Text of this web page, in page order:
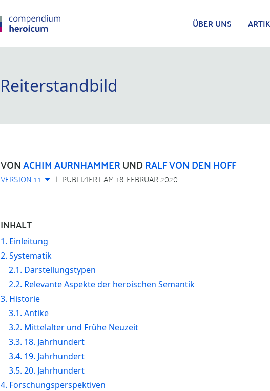
ÜBER UNS
Reiterstandbild
VONACHIM AURNHAMMERUNDRALF VON DEN HOFF
VERSION 1.1 PUBLIZIERT AM 18. FEBRUAR 2020
INHALT
1. Einleitung
2. Systematik
2.1. Darstellungstypen
2.2. Relevante Aspekte der heroischen Semantik
3. Historie
3.1. Antike
3.2. Mittelalter und Frühe Neuzeit
3.3. 18. Jahrhundert
3.4. 19. Jahrhundert
3.5. 20. Jahrhundert
4. Forschungsperspektiven